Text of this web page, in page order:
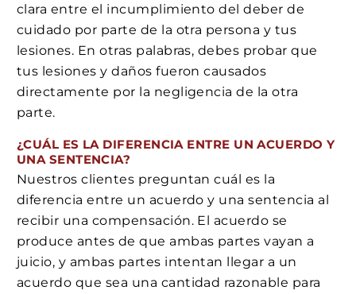
clara entre el incumplimiento del deber de
cuidado por parte de la otra persona y tus
lesiones. En otras palabras, debes probar que
tus lesiones y daños fueron causados
directamente por la negligencia de la otra
parte.
¿CUÁL ES LA DIFERENCIA ENTRE UN ACUERDO Y
UNA SENTENCIA?
Nuestros clientes preguntan cuál es la
diferencia entre un acuerdo y una sentencia al
recibir una compensación. El acuerdo se
produce antes de que ambas partes vayan a
juicio, y ambas partes intentan llegar a un
acuerdo que sea una cantidad razonable para